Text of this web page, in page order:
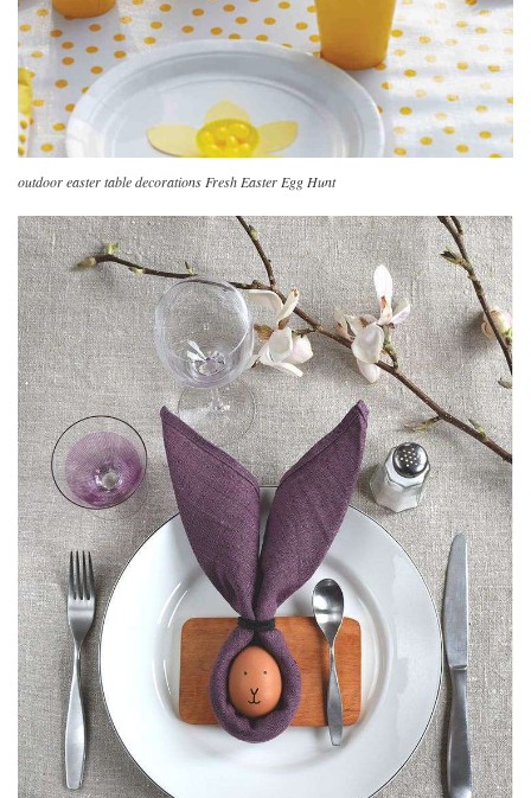
outdoor easter table decorations Fresh Easter Egg Hunt